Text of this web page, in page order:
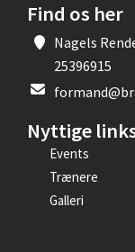
Find os her
Nagels
25396915
Nyttige
Events
Trænere
Galleri